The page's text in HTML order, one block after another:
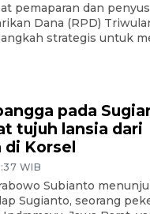
pemaparan dan
Dana (RPD)
strategis untuk
pada
tujuh lansia dari
di Korsel
WIB
Subianto
Sugianto, seorang
FOTO - Kirab
HUT ke-80 Raja